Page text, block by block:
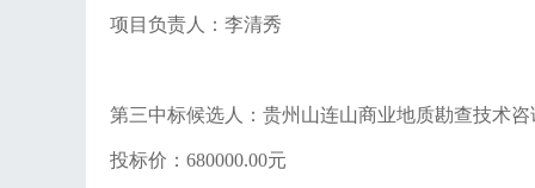
项目负责人：李清秀
第三中标候选人：贵州山连山商业地质勘查技术咨
投标价： 680000.00元